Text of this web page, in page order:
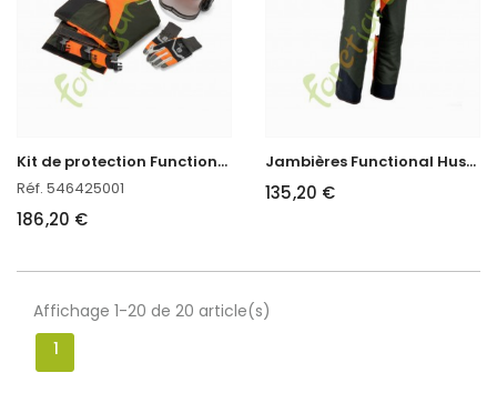
K
it de protection Functional Husqvarna Functional
Réf. 546425001
186,20 €
J
ambières Functional Husqvarna
135,20 €
Affichage 1-20 de 20 article(s)
1